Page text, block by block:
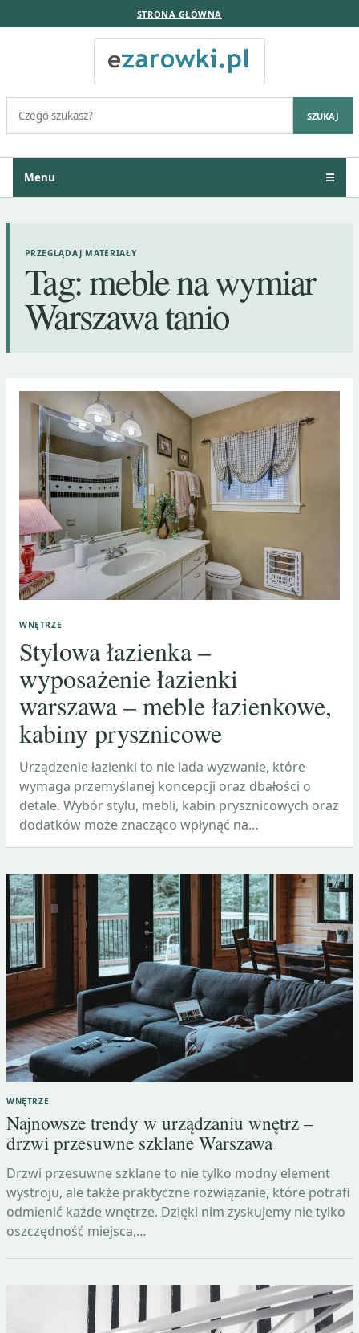
STRONA GŁÓWNA
SZUKAJ
Menu ☰
PRZEGLĄDAJ MATERIAŁY
Tag:meble na wymiar
Warszawa tanio
WNĘTRZE
Stylowa łazienka –
wyposażenie łazienki
warszawa – meble łazienkowe,
kabiny prysznicowe
Urządzenie łazienki to nie lada wyzwanie, które
wymaga przemyślanej koncepcji oraz dbałości o
detale. Wybór stylu, mebli, kabin prysznicowych oraz
dodatków może znacząco wpłynąć na…
WNĘTRZE
Najnowsze trendy w urządzaniu wnętrz –
drzwi przesuwne szklane Warszawa
Drzwi przesuwne szklane to nie tylko modny element
wystroju, ale także praktyczne rozwiązanie, które potrafi
odmienić każde wnętrze. Dzięki nim zyskujemy nie tylko
oszczędność miejsca,…